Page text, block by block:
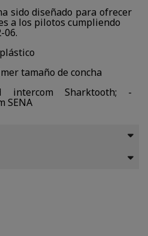
sido diseñado para ofrecer
a los pilotos cumpliendo
06.
tamaño de concha
intercom Sharktooth; -
SENA